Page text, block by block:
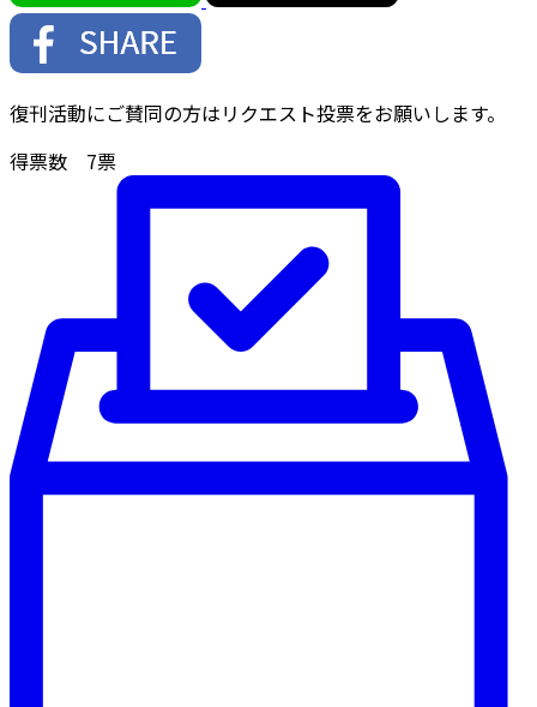
復刊活動にご賛同の方はリクエスト投票をお願いします。
得票数 7票